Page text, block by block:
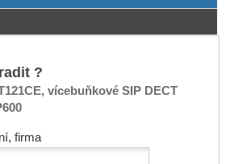
?
vícebuňkové SIP DECT
firma